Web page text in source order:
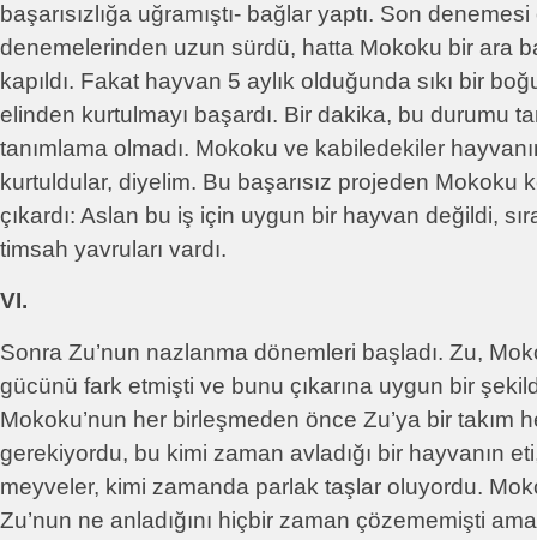
başarısızlığa uğramıştı- bağlar yaptı. Son
denemelerinden uzun sürdü, hatta Mokoku bir ara
kapıldı. Fakat hayvan 5 aylık olduğunda sıkı bir
elinden kurtulmayı başardı. Bir dakika, bu durumu
tanımlama olmadı. Mokoku ve kabiledekiler
kurtuldular, diyelim. Bu başarısız projeden Mokoku
çıkardı: Aslan bu iş için uygun bir hayvan değildi,
timsah yavruları vardı.
VI.
Sonra Zu’nun nazlanma dönemleri başladı. Zu,
gücünü fark etmişti ve bunu çıkarına uygun bir
Mokoku’nun her birleşmeden önce Zu’ya bir takım
gerekiyordu, bu kimi zaman avladığı bir hayvanın
meyveler, kimi zamanda parlak taşlar oluyordu.
Zu’nun ne anladığını hiçbir zaman çözememişti